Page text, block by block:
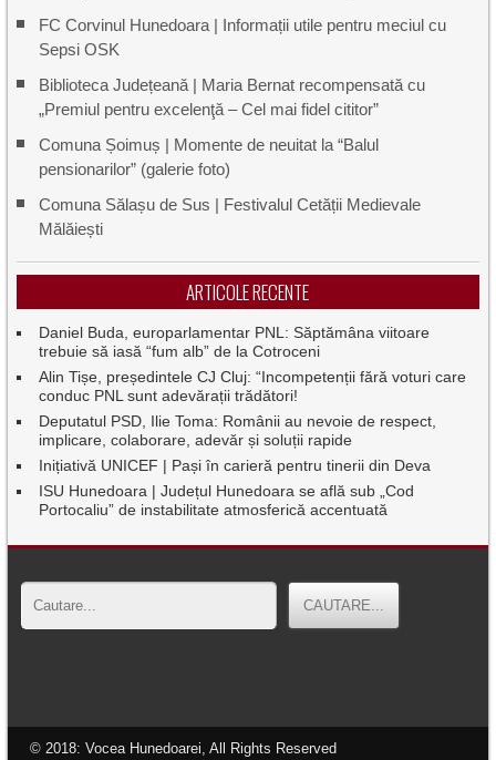
FC Corvinul Hunedoara | Informații utile pentru meciul cu
Sepsi OSK
Biblioteca Județeană | Maria Bernat recompensată cu
„Premiul pentru excelenţă – Cel mai fidel cititor”
Comuna Șoimuș | Momente de neuitat la “Balul
pensionarilor” (galerie foto)
Comuna Sălașu de Sus | Festivalul Cetății Medievale
Mălăiești
ARTICOLE RECENTE
Daniel Buda, europarlamentar PNL: Săptămâna viitoare
trebuie să iasă “fum alb” de la Cotroceni
Alin Tișe, președintele CJ Cluj: “Incompetenții fără voturi care
conduc PNL sunt adevărații trădători!
Deputatul PSD, Ilie Toma: Românii au nevoie de respect,
implicare, colaborare, adevăr și soluții rapide
Inițiativă UNICEF | Pași în carieră pentru tinerii din Deva
ISU Hunedoara | Județul Hunedoara se află sub „Cod
Portocaliu” de instabilitate atmosferică accentuată
© 2018: Vocea Hunedoarei, All Rights Reserved